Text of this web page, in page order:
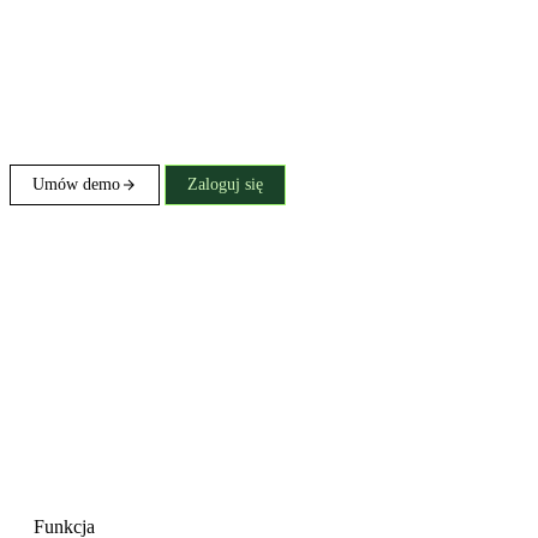
Umów demo Zaloguj się
Funkcja